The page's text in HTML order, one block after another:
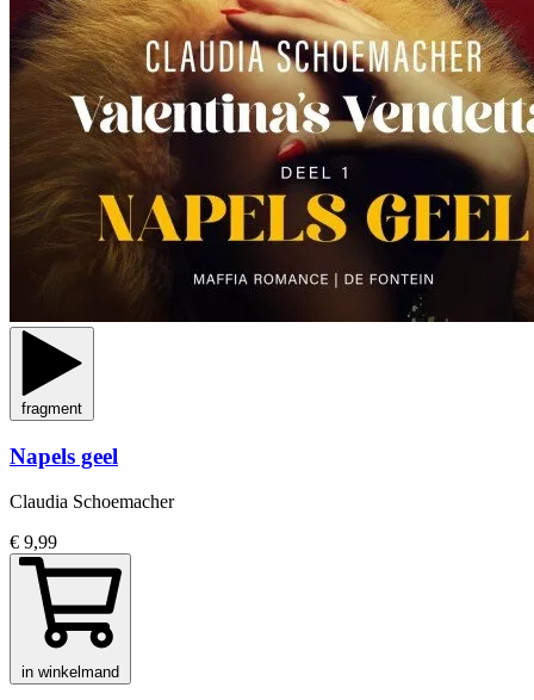
fragment
Napels geel
Claudia Schoemacher
€ 9,99
in winkelmand